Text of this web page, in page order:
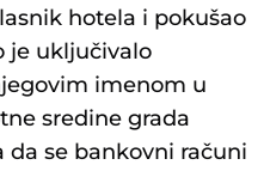
hotela i pokušao
je uključivalo
imenom u
sredine grada
da se bankovni računi